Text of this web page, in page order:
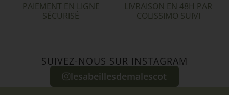
PAIEMENT EN LIGNE
SÉCURISÉ
LIVRAISON EN 48H PAR
COLISSIMO SUIVI
SUIVEZ-NOUS SUR INSTAGRAM
lesabeillesdemalescot